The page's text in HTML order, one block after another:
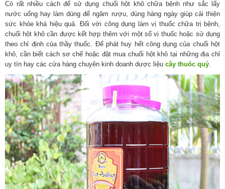
Có rất nhiều cách để sử dụng chuối hột khô chữa bệnh như sắc lấy
nước uống hay làm dùng để ngâm rượu, dùng hàng ngày giúp cải thiện
sức khỏe khá hiệu quả. Đối với công dụng làm vị thuốc chữa trị bệnh,
chuối hột khô cần được kết hợp thêm với một số vị thuốc hoặc sử dụng
theo chỉ định của thầy thuốc. Để phát huy hết công dụng của chuối hột
khô, cần biết cách sơ chế hoặc đặt mua chuối hột khô tại những địa chỉ
uy tín hay các cửa hàng chuyên kinh doanh dược liệu cây thuốc quý.